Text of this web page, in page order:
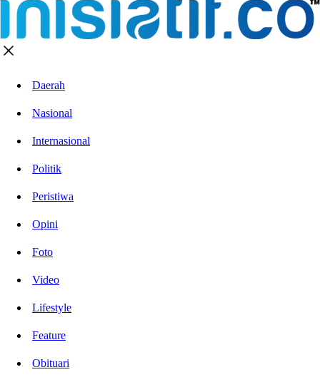
Daerah
Nasional
Internasional
Politik
Peristiwa
Opini
Foto
Video
Lifestyle
Feature
Obituari